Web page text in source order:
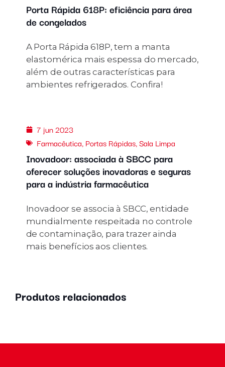
Porta Rápida 618P: eficiência para área
de congelados
A Porta Rápida 618P, tem a manta
elastomérica mais espessa do mercado,
além de outras características para
ambientes refrigerados. Confira!
7 jun 2023
Farmacêutica, Portas Rápidas,Sala Limpa
Inovadoor: associada à SBCC para
oferecer soluções inovadoras e seguras
para a indústria farmacêutica
Inovadoor se associa à SBCC, entidade
mundialmente respeitada no controle
de contaminação, para trazer ainda
mais benefícios aos clientes.
Produtos relacionados